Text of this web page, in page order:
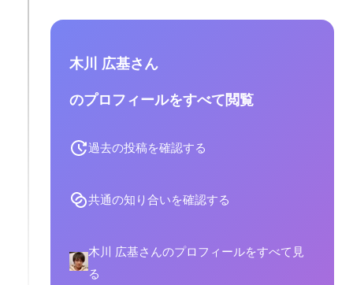
木川 広基さん
のプロフィールをすべて閲覧
過去の投稿を確認する
共通の知り合いを確認する
木川 広基さんのプロフィールをすべて見
る